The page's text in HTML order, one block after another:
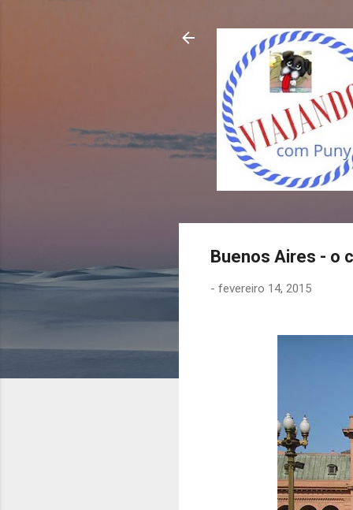
Buenos Aires - o
- fevereiro 14, 2015